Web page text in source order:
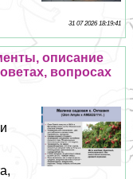
31 07 2026 18:19:41
описание
вопросах